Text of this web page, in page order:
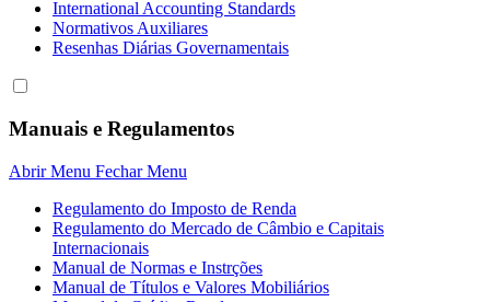
International Accounting Standards
Normativos Auxiliares
Resenhas Diárias Governamentais
Manuais e Regulamentos
Abrir Menu Fechar Menu
Regulamento do Imposto de Renda
Regulamento do Mercado de Câmbio e Capitais
Internacionais
Manual de Normas e Instrções
Manual de Títulos e Valores Mobiliários